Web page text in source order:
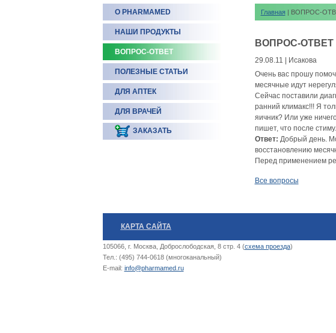
О PHARMAMED
НАШИ ПРОДУКТЫ
ВОПРОС-ОТВЕТ
ПОЛЕЗНЫЕ СТАТЬИ
ДЛЯ АПТЕК
ДЛЯ ВРАЧЕЙ
ЗАКАЗАТЬ
Главная | ВОПРОС-
ВОПРОС-ОТВЕТ
29.08.11 | Исакова
Очень вас прошу
месячные идут
Сейчас поставили
ранний климакс!!! Я
яичник? Или уже
пишет, что после
Ответ: Добрый день.
восстановлению
Перед применением
Все вопросы
КАРТА САЙТА
105066, г. Москва, Доброслободская, 8 стр. 4 (схема проезда)
Тел.: (495) 744-0618 (многоканальный)
E-mail: info@pharmamed.ru